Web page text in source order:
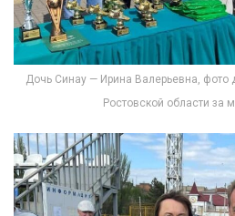
Дочь Синау — Ирина Валерьевна,
Ростовской области за